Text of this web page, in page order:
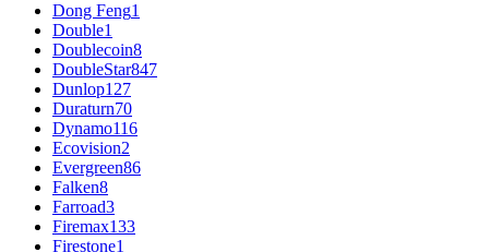
Dong Feng1
Double1
Doublecoin8
DoubleStar847
Dunlop127
Duraturn70
Dynamo116
Ecovision2
Evergreen86
Falken8
Farroad3
Firemax133
Firestone1